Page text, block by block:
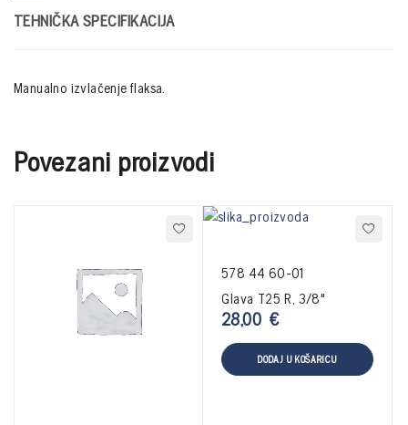
TEHNIČKA SPECIFIKACIJA
Manualno izvlačenje flaksa.
Povezani proizvodi
578 44 60-01
Glava T25 R, 3/8"
28,00€
DODAJ U KOŠARICU